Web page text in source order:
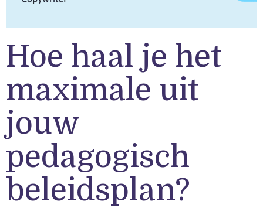
Hoe haal je het
maximale uit
jouw
pedagogisch
beleidsplan?